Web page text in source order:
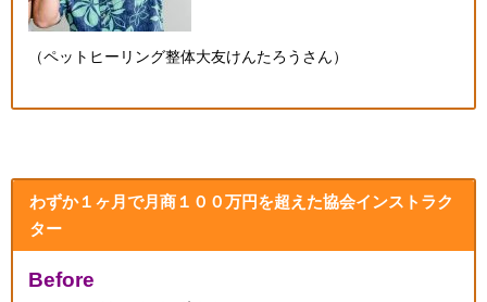
（ペットヒーリング整体大友けんたろうさん）
わずか１ヶ月で月商１００万円を超えた協会インストラク
ター
Before